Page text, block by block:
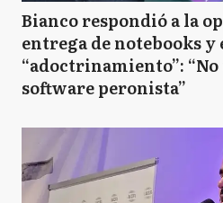
Bianco respondió a la
entrega de notebooks y
“adoctrinamiento”:
software peronista”